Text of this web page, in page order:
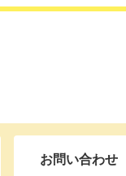
お問い合わせ